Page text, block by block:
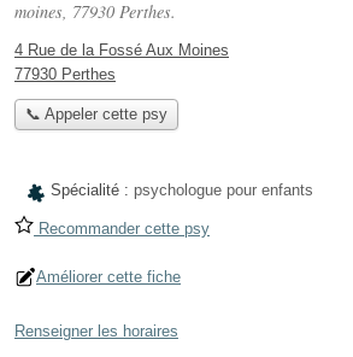
moines, 77930 Perthes.
4 Rue de la Fossé Aux Moines
77930 Perthes
📞 Appeler cette psy
Spécialité : psychologue pour enfants
Recommander cette psy
Améliorer cette fiche
Renseigner les horaires